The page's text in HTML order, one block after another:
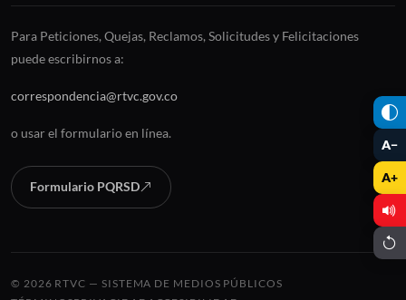
A−
A+
Para Peticiones, Quejas, Reclamos, Solicitudes y Felicitaciones
puede escribirnos a:
correspondencia@rtvc.gov.co
o usar el formulario en línea.
Formulario PQRSD
© 2026 RTVC — SISTEMA DE MEDIOS PÚBLICOS